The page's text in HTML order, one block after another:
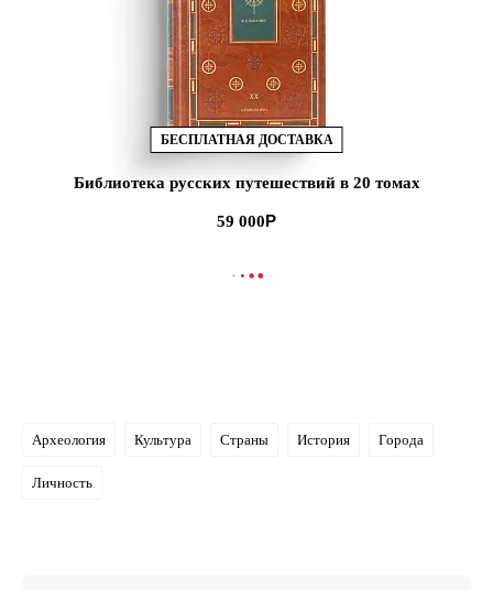
БЕСПЛАТНАЯ ДОСТАВКА
Библиотека русских путешествий в 20 томах
59 000
В КОРЗИНУ
Археология Культура Страны История Города
Личность